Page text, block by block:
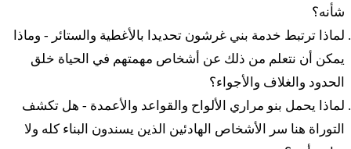
יִשְׂרָאֵל אֶת הַלְוִיִּם לְמִשְׁפְּחֹתָם וּלְבֵית אֲבֹתָם׃
٤٧ مِبِّن شْلوشيم شانا فامَعْلا فْعَد بِّن حَميشّيم شانا كول
هَبّا لَعَبود عَبودَت عَبودا فَعَبودَت مَسّا بْأوهِل موعيد
מז
מִבֶּן שְׁלֹשִׁים שָׁנָה וָמַעְלָה וְעַד בֶּן חֲמִשִּׁים שָׁנָה
شأنه؟
لماذا ترتبط خدمة بني غرشون تحديدا بالأغطية والستائر - وماذا
يمكن أن نتعلم من ذلك عن أشخاص مهمتهم في الحياة خلق
الحدود والغلاف والأجواء؟
لماذا يحمل بنو مراري الألواح والقواعد والأعمدة - هل تكشف
التوراة هنا سر الأشخاص الهادئين الذين يسندون البناء كله ولا